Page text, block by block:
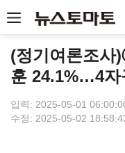
(정기여론조사
훈 24.1%…4자
입력: 2025-05-01
수정: 2025-05-02